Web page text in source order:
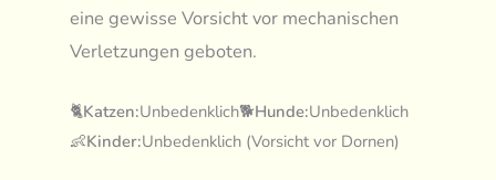
eine gewisse Vorsicht vor mechanischen
Verletzungen geboten.
🐈Katzen:Unbedenklich🐕Hunde:Unbedenklich
👶Kinder:Unbedenklich (Vorsicht vor Dornen)